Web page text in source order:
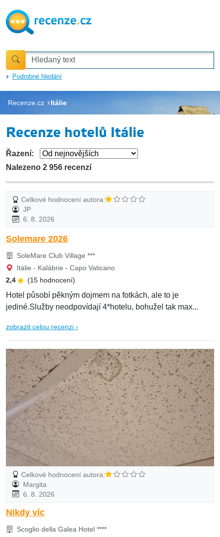
Podrobné hledání
Recenze.cz Itálie
Recenze hotelů Itálie
Nalezeno 2 956 recenzí
Řazení:
Celkové hodnocení autora:
JP
6. 8. 2026
Solemare 2026
SoleMare Club Village ***
Itálie - Kalábrie - Capo Vaticano
2,4
(15 hodnocení)
Hotel působí pěkným dojmem na fotkách, ale to je
jediné.Služby neodpovídají 4*hotelu, bohužel tak max...
zobrazit celou recenzi ›
Celkové hodnocení autora:
Margita
6. 8. 2026
Nikdy víc
Scoglio della Galea Hotel ****